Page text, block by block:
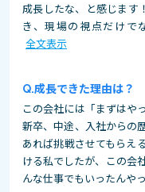
成長したな、と感じます
き、現場の視点だけで
全文表示
成長できた理由は？
この会社には「まずはや
新卒、中途、入社からの
あれば挑戦させてもらえ
ける私でしたが、この会
んな仕事でもいったんや